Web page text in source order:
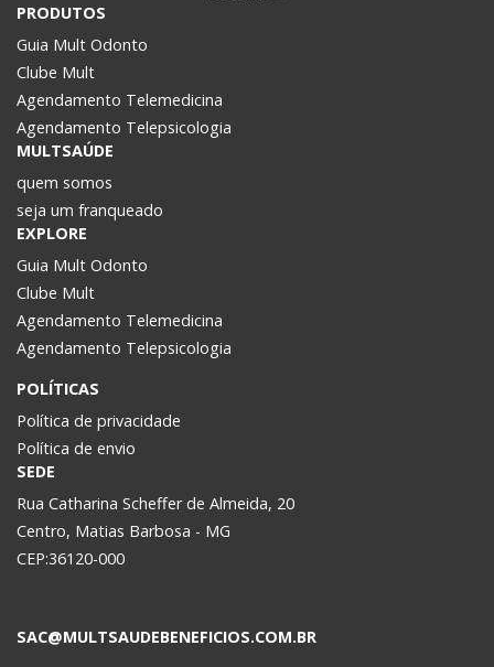
PRODUTOS
Guia Mult Odonto
Clube Mult
Agendamento Telemedicina
Agendamento Telepsicologia
MULTSAÚDE
quem somos
seja um franqueado
EXPLORE
Guia Mult Odonto
Clube Mult
Agendamento Telemedicina
Agendamento Telepsicologia
POLÍTICAS
Política de privacidade
Política de envio
SEDE
Rua Catharina Scheffer de Almeida, 20
Centro, Matias Barbosa - MG
CEP:36120-000
SAC@MULTSAUDEBENEFICIOS.COM.BR